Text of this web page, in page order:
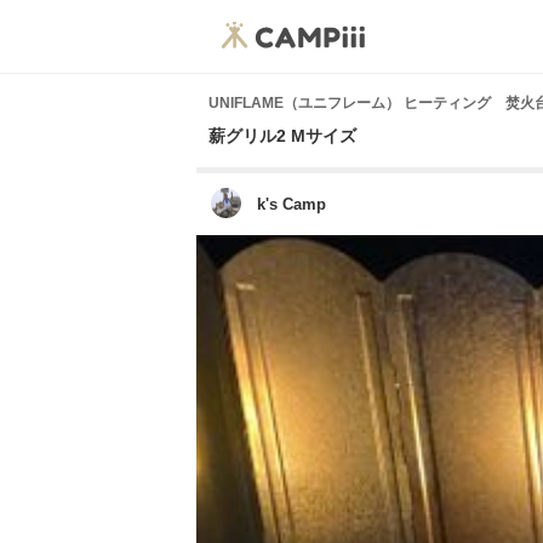
UNIFLAME（ユニフレーム） ヒーティング 焚火
薪グリル2 Mサイズ
k's Camp